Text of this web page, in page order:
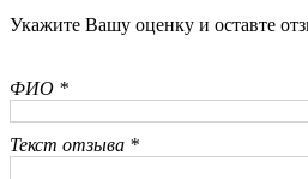
Укажите Вашу оценку и оставте
ФИО *
Текст отзыва *